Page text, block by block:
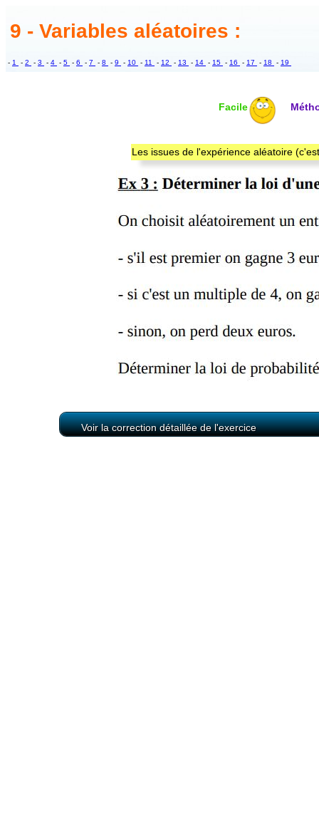
9 - Variables aléatoires :
- 1 - 2 - 3 - 4 - 5 - 6 - 7 - 8 - 9 - 10 - 11 - 12 - 13 - 14 - 15 - 16 - 17 - 18 - 19
Facile
Les issues de l'expérience aléatoire
Voir la correction détaillée de l'exercice